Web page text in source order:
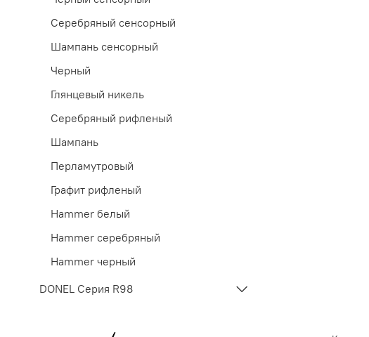
Серебряный сенсорный
Шампань сенсорный
Черный
Глянцевый никель
Серебряный рифленый
Шампань
Перламутровый
Графит рифленый
Hammer белый
Hammer серебряный
Hammer черный
DONEL Cерия R98